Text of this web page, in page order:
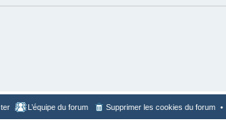
Supprimer les cookies du forum
L’équipe du forum